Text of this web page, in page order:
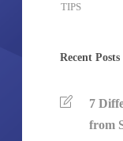
TIPS
Recent Posts
7
from